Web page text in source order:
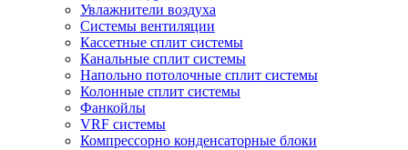
Увлажнители воздуха
Системы вентиляции
Кассетные сплит системы
Канальные сплит системы
Напольно потолочные сплит системы
Колонные сплит системы
Фанкойлы
VRF системы
Компрессорно конденсаторные блоки